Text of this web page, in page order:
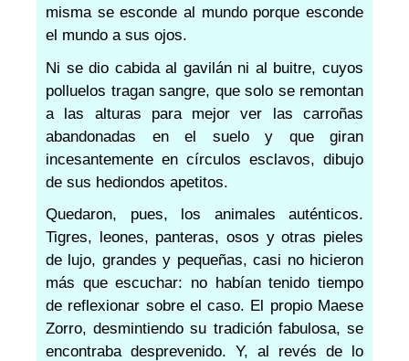
misma se esconde al mundo porque esconde
el mundo a sus ojos.
Ni se dio cabida al gavilán ni al buitre, cuyos
polluelos tragan sangre, que solo se remontan
a las alturas para mejor ver las carroñas
abandonadas en el suelo y que giran
incesantemente en círculos esclavos, dibujo
de sus hediondos apetitos.
Quedaron, pues, los animales auténticos.
Tigres, leones, panteras, osos y otras pieles
de lujo, grandes y pequeñas, casi no hicieron
más que escuchar: no habían tenido tiempo
de reflexionar sobre el caso. El propio Maese
Zorro, desmintiendo su tradición fabulosa, se
encontraba desprevenido. Y, al revés de lo